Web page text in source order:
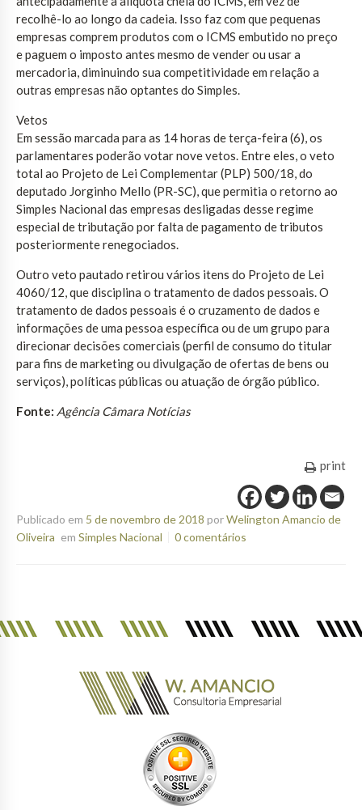
recolhê-lo ao longo da cadeia. Isso faz com que pequenas
empresas comprem produtos com o ICMS embutido no preço
e paguem o imposto antes mesmo de vender ou usar a
mercadoria, diminuindo sua competitividade em relação a
outras empresas não optantes do Simples.
Vetos
Em sessão marcada para as 14 horas de terça-feira (6), os
parlamentares poderão votar nove vetos. Entre eles, o veto
total ao Projeto de Lei Complementar (PLP) 500/18, do
deputado Jorginho Mello (PR-SC), que permitia o retorno ao
Simples Nacional das empresas desligadas desse regime
especial de tributação por falta de pagamento de tributos
posteriormente renegociados.
Outro veto pautado retirou vários itens do Projeto de Lei
4060/12, que disciplina o tratamento de dados pessoais. O
tratamento de dados pessoais é o cruzamento de dados e
informações de uma pessoa específica ou de um grupo para
direcionar decisões comerciais (perfil de consumo do titular
para fins de marketing ou divulgação de ofertas de bens ou
serviços), políticas públicas ou atuação de órgão público.
Fonte: Agência Câmara Notícias
print
Publicado em 5 de novembro de 2018 porWelington Amancio de
Oliveira em Simples Nacional 0 comentários